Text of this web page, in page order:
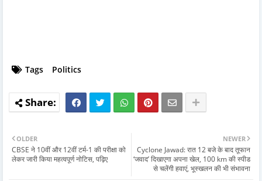
Tags Politics
NEWER
Cyclone Jawad: रात 12 बजे के बाद तूफान
‘जवाद’ दिखाएगा अपना खेल, 100 km की स्पीड
से चलेंगी हवाएं, भूस्खलन की भी संभावना
OLDER
CBSE ने 10वीं और 12वीं टर्म-1 की परीक्षा को
लेकर जारी किया महत्वपूर्ण नोटिस, पढ़िए